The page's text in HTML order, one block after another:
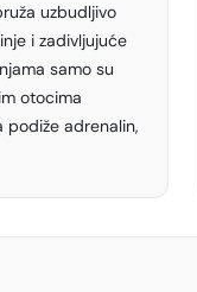
uzbudljivo
i zadivljujuće
samo su
otocima
podiže adrenalin,